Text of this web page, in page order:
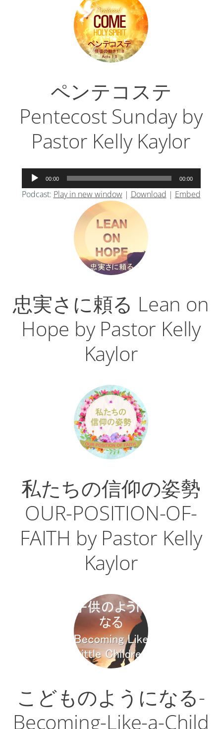
ペンテコステ
Pentecost Sunday by
Pastor Kelly Kaylor
声
プ
00:00 00:00
Podcast: Play in new window| Download | Embed
忠実さに頼る Lean on
Hope by Pastor Kelly
Kaylor
私たちの信仰の姿勢
OUR-POSITION-OF-
FAITH by Pastor Kelly
Kaylor
こどものようになる-
Becoming-Like-a-Child